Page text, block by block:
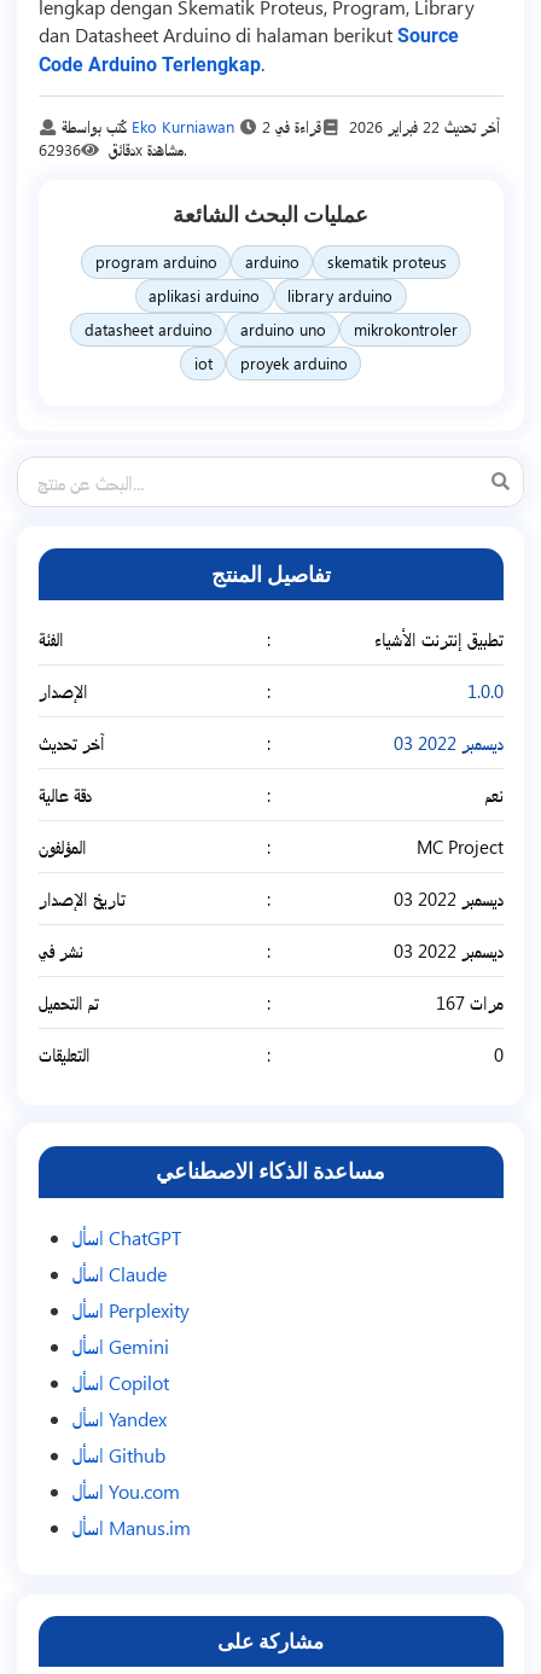
lengkap dengan Skematik Proteus, Program, Library
dan Datasheet Arduino di halaman berikut Source
Code Arduino Terlengkap.
كُتب بواسطة Eko Kurniawan آخر تحديث 22 فبراير 2026
قراءة في 2
دقائق
62936x مشاهدة.
عمليات البحث الشائعة
program arduino arduino
skematik proteus
aplikasi arduino
library arduino
datasheet arduino
arduino uno
mikrokontroler
iot
proyek arduino
تفاصيل المنتج
الفئة تطبيق إنترنت الأشياء
الإصدار 1.0.0
آخر تحديث 03 ديسمبر 2022
دقة عالية نعم
المؤلفون MC Project
تاريخ الإصدار 03 ديسمبر 2022
نشر في 03 ديسمبر 2022
تم التحميل 167 مرات
التعليقات 0
مساعدة الذكاء الاصطناعي
اسأل ChatGPT
اسأل Claude
اسأل Perplexity
اسأل Gemini
اسأل Copilot
اسأل Yandex
اسأل Github
اسأل You.com
اسأل Manus.im
مشاركة على